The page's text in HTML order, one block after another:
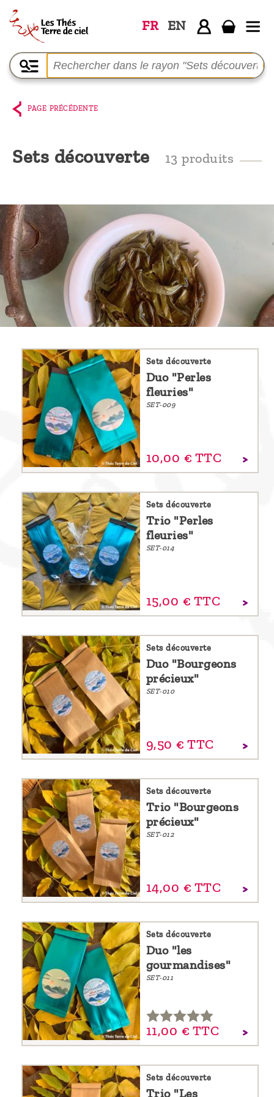
FR EN
Accueil
La
boutique
Parmi les
le blog
Qui
sommes-
nous ?
Découvrir
le thé
Pu'Erh
Comment
infuser
votre thé
Contactez-
nous !
PAGE PRÉCÉDENTE
Sets découverte 13 produits
Sets découverte
Duo "Perles
fleuries"
SET-009
10,00 € TTC
Sets découverte
Trio "Perles
fleuries"
SET-014
15,00 € TTC
Sets découverte
Duo "Bourgeons
précieux"
SET-010
9,50 € TTC
Sets découverte
Trio "Bourgeons
précieux"
SET-012
14,00 € TTC
Sets découverte
Duo "les
gourmandises"
SET-011
11,00 € TTC
Sets découverte
Trio "Les